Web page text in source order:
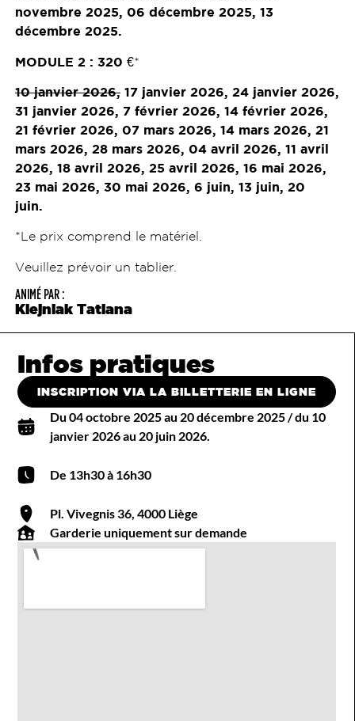
novembre 2025, 06 décembre 2025, 13
décembre 2025.
MODULE 2 : 320 €*
10 janvier 2026,17 janvier 2026, 24 janvier 2026,
31 janvier 2026, 7 février 2026, 14 février 2026,
21 février 2026, 07 mars 2026, 14 mars 2026, 21
mars 2026, 28 mars 2026, 04 avril 2026, 11 avril
2026, 18 avril 2026, 25 avril 2026, 16 mai 2026,
23 mai 2026, 30 mai 2026, 6 juin, 13 juin, 20
juin.
*Le prix comprend le matériel.
Veuillez prévoir un tablier.
ANIMÉ PAR :
Klejniak Tatiana
Infos pratiques
INSCRIPTION VIA LA BILLETTERIE EN LIGNE
Du 04 octobre 2025 au 20 décembre 2025 / du 10
janvier 2026 au 20 juin 2026.
De 13h30 à 16h30
Pl. Vivegnis 36, 4000 Liège
Garderie uniquement sur demande